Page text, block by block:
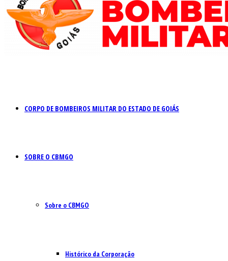
CORPO DE BOMBEIROS MILITAR DO ESTADO DE GOIÁS
SOBRE O CBMGO
Sobre o CBMGO
Histórico da Corporação